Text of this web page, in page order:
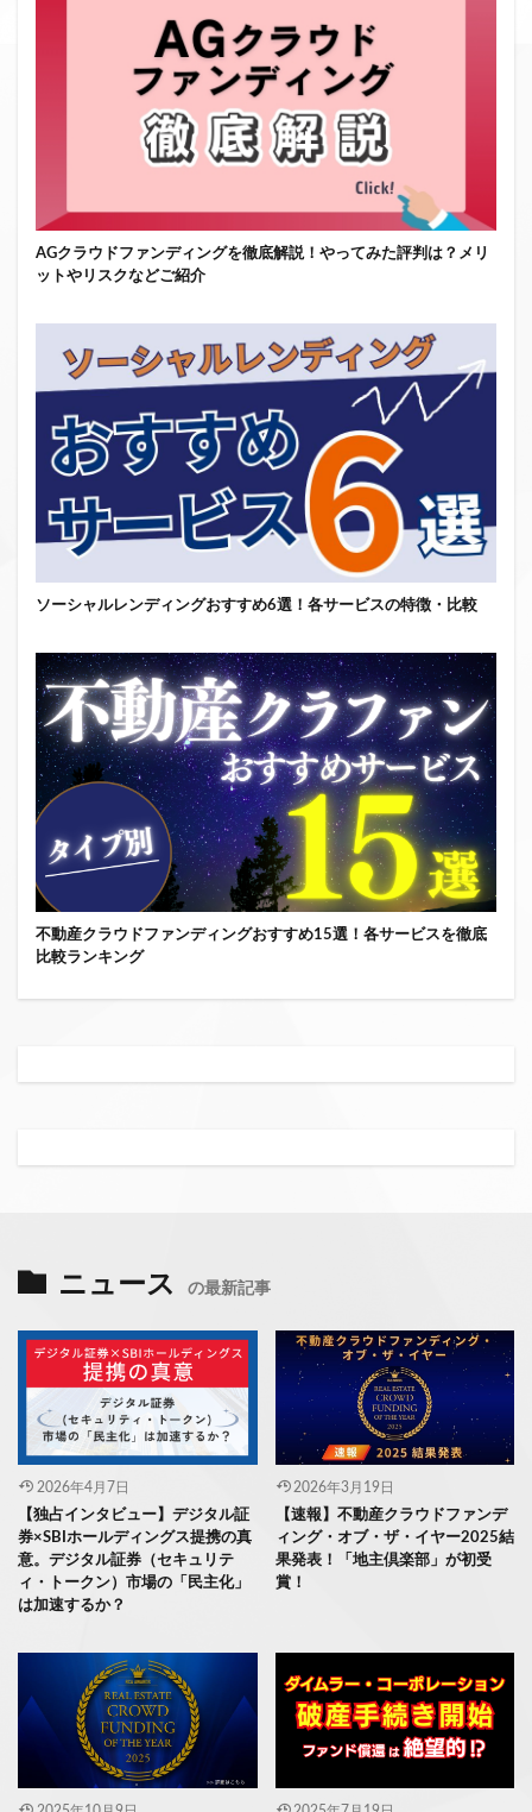
AGクラウドファンディングを徹底解説！やってみた評判は？メリ
ットやリスクなどご紹介
ソーシャルレンディングおすすめ6選！各サービスの特徴・比較
不動産クラウドファンディングおすすめ15選！各サービスを徹底
比較ランキング
ニュース の最新記事
2026年4月7日
【独占インタビュー】デジタル証
券×SBIホールディングス提携の真
意。デジタル証券（セキュリテ
ィ・トークン）市場の「民主化」
は加速するか？
2026年3月19日
【速報】不動産クラウドファンデ
ィング・オブ・ザ・イヤー2025結
果発表！「地主倶楽部」が初受
賞！